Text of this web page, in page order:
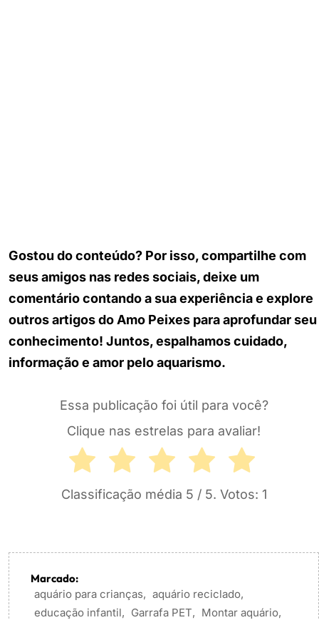
Gostou do conteúdo? Por isso, compartilhe com
seus amigos nas redes sociais, deixe um
comentário contando a sua experiência e explore
outros artigos do Amo Peixes para aprofundar seu
conhecimento! Juntos, espalhamos cuidado,
informação e amor pelo aquarismo.
Essa publicação foi útil para você?
Clique nas estrelas para avaliar!
Classificação média 5 / 5. Votos: 1
Marcado:
aquário para crianças, aquário reciclado,
educação infantil, Garrafa PET, Montar aquário,